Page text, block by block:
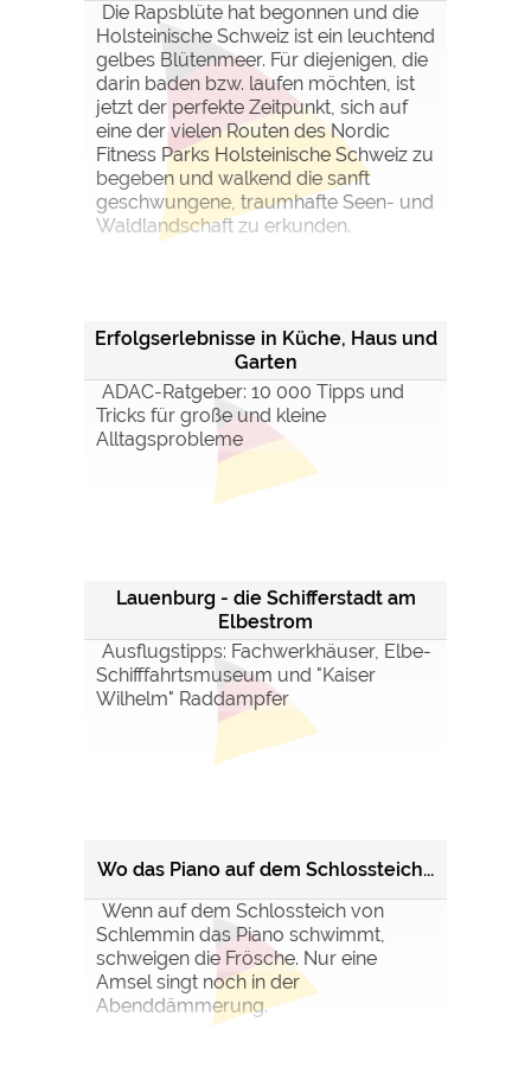
Die Rapsblüte hat begonnen und die
Holsteinische Schweiz ist ein leuchtend
gelbes Blütenmeer. Für diejenigen, die
darin baden bzw. laufen möchten, ist
jetzt der perfekte Zeitpunkt, sich auf
eine der vielen Routen des Nordic
Fitness Parks Holsteinische Schweiz zu
begeben und walkend die sanft
geschwungene, traumhafte Seen- und
Waldlandschaft zu erkunden.
Erfolgserlebnisse in Küche, Haus und
Garten
ADAC-Ratgeber: 10 000 Tipps und
Tricks für große und kleine
Alltagsprobleme
Lauenburg - die Schifferstadt am
Elbestrom
Ausflugstipps: Fachwerkhäuser, Elbe-
Schifffahrtsmuseum und "Kaiser
Wilhelm" Raddampfer
Wo das Piano auf dem Schlossteich...
Wenn auf dem Schlossteich von
Schlemmin das Piano schwimmt,
schweigen die Frösche. Nur eine
Amsel singt noch in der
Abenddämmerung.